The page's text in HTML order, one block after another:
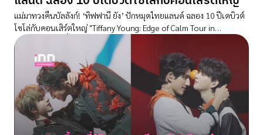
แม่มาทวงคืนบัลลังก์! ‘ทิฟฟานี ยัง’ ปักหมุดไทยแลนด์ ฉลอง 10 ปีเดบิวต์
โซโล่กับคอนเสิร์ตใหญ่ "Tiffany Young: Edge of Calm Tour in
Bangkok" ตุลานี้!